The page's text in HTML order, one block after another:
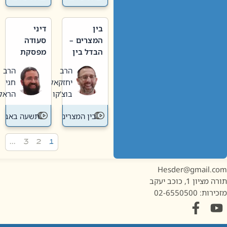
בין
המצרים –
הבדל בין
חדשה
לישנה
הרב
יחזקאל
בוצ'קו
בין המצרים
דיני
סעודה
מפסקת
תשעה
באב
הרב
חגי
הראל
תשעה באב
1, כוכב יעקב
02-6550500